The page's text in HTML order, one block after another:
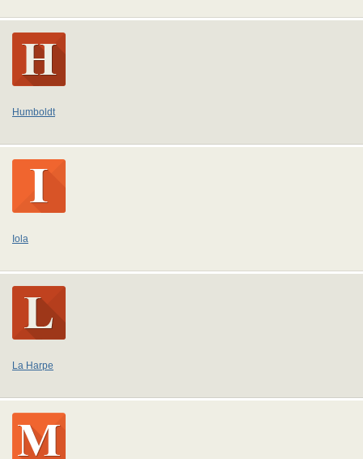
Humboldt
Iola
La Harpe